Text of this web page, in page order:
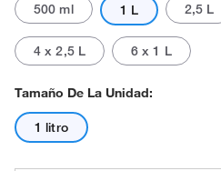
500 ml 1 L 2,5 L
4 x 2,5 L 6 x 1 L
Tamaño De La Unidad:
1 litro